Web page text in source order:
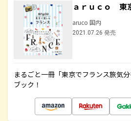
ａｒｕｃｏ 東
aruco 国内
2021.07.26 発売
まるごと一冊「東京でフランス旅気
ブック！